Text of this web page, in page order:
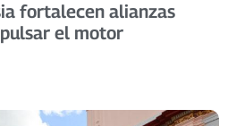
fortalecen alianzas
el motor